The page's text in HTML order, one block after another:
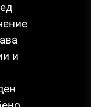
и